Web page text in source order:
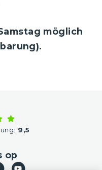
möglich
9,5
op